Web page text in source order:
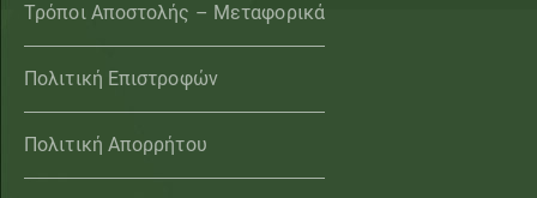
Τρόποι Αποστολής – Μεταφορικά
Πολιτική Επιστροφών
Πολιτική Απορρήτου